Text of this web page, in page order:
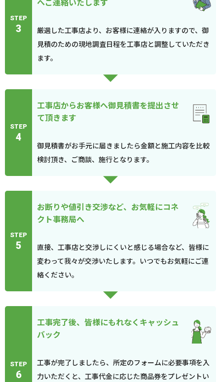
STEP
3
厳選した工事店より、お客様に連絡が入りますので、御
見積のための現地調査日程を工事店と調整していただき
ます。
STEP
4
工事店からお客様へ御見積書を提出させ
て頂きます
御見積書がお手元に届きましたら金額と施工内容を比較
検討頂き、ご商談、施行となります。
STEP
5
お断りや値引き交渉など、お気軽にコネ
クト事務局へ
直接、工事店と交渉しにくいと感じる場合など、皆様に
変わって我々が交渉いたします。いつでもお気軽にご連
絡ください。
STEP
6
工事完了後、皆様にもれなくキャッシュ
バック
工事が完了しましたら、所定のフォームに必要事項を入
力いただくと、工事代金に応じた商品券をプレゼントい